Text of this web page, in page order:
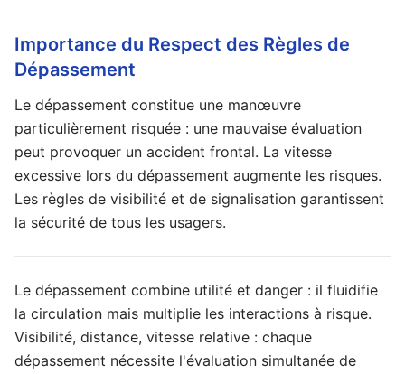
Importance du Respect des Règles de
Dépassement
Le dépassement constitue une manœuvre
particulièrement risquée : une mauvaise évaluation
peut provoquer un accident frontal. La vitesse
excessive lors du dépassement augmente les risques.
Les règles de visibilité et de signalisation garantissent
la sécurité de tous les usagers.
Le dépassement combine utilité et danger : il fluidifie
la circulation mais multiplie les interactions à risque.
Visibilité, distance, vitesse relative : chaque
dépassement nécessite l'évaluation simultanée de